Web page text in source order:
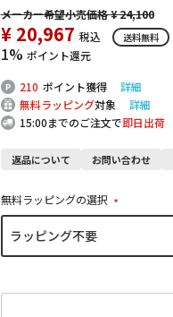
¥24,100
¥ 20,967 税込 送料無料
1% ポイント還元
210 ポイント獲得
詳細
無料ラッピング対象
詳細
15:00までのご注文で即日出荷
返品について お問い合わせ
無料ラッピングの選択
(
)